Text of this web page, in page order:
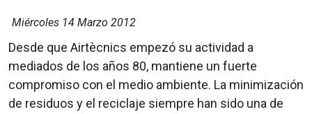
Miércoles 14 Marzo 2012
Desde que Airtècnics empezó su actividad a
mediados de los años 80, mantiene un fuerte
compromiso con el medio ambiente. La minimización
de residuos y el reciclaje siempre han sido una de